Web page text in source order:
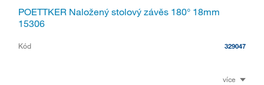
POETTKER Naložený stolový závěs 180° 18mm
15306
Kód 329047
více